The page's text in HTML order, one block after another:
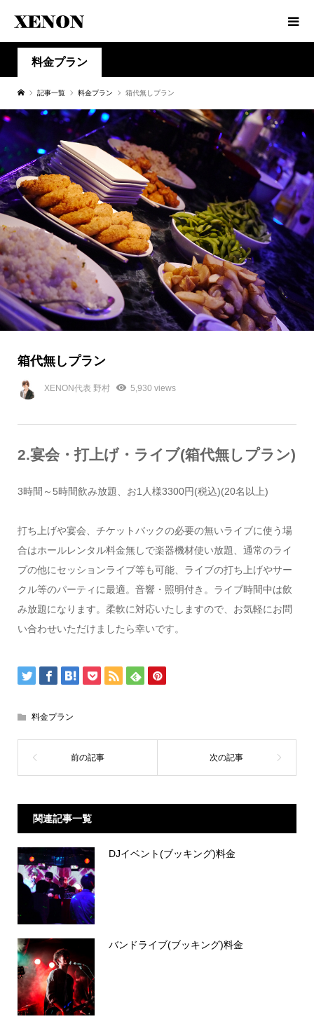
料金プラン
記事一覧 料金プラン 箱代無しプラン
箱代無しプラン
XENON代表 野村 5,930 views
2.宴会・打上げ・ライブ(箱代無しプラン)
3時間～5時間飲み放題、お1人様3300円(税込)(20名以上)
打ち上げや宴会、チケットバックの必要の無いライブに使う場
合はホールレンタル料金無しで楽器機材使い放題、通常のライ
プの他にセッションライブ等も可能、ライブの打ち上げやサー
クル等のパーティに最適。音響・照明付き。ライブ時間中は飲
み放題になります。柔軟に対応いたしますので、お気軽にお問
い合わせいただけましたら幸いです。
料金プラン
関連記事一覧
DJイベント(ブッキング)料金
バンドライブ(ブッキング)料金